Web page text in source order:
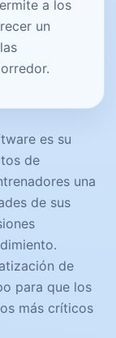
a los
un
es su
de
una
de sus
de
para que los
más críticos